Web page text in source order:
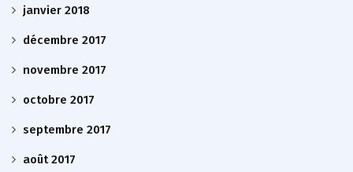
janvier 2018
décembre 2017
novembre 2017
octobre 2017
septembre 2017
août 2017